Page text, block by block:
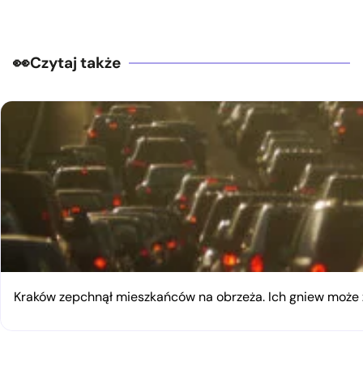
Czytaj także
Kraków zepchnął mieszkańców na obrzeża. Ich gniew